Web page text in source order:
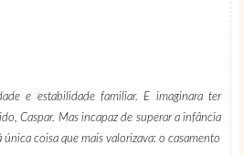
e estabilidade familiar. E imaginara ter
Caspar. Mas incapaz de superar a infância
coisa que mais valorizava: o casamento